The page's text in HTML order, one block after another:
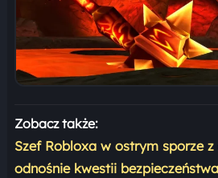
Zobacz także:
Szef Robloxa w ostrym sporze
odnośnie kwestii